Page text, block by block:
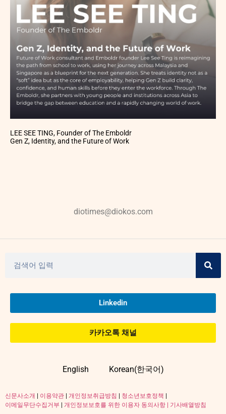
LEE SEE TING, Founder of The Emboldr
Gen Z, Identity, and the Future of Work
diotimes@diokos.com
Linkedin
카카오톡 채널
English Korean(한국어)
신문사소개 이용약관 개인정보취급방침 청소년보호정책
이메일무단수집거부
개인정보보호를 위한 이용자 동의사항 | 기사배열방침